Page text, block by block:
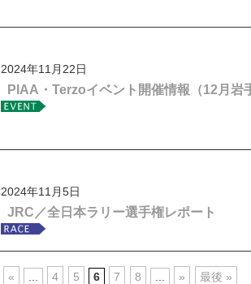
2024年11月22日
PIAA・Terzoイベント開催情報（12月岩
2024年11月5日
JRC／全日本ラリー選手権レポート
« ... 4 5 6 7 8 ... » 最後 »